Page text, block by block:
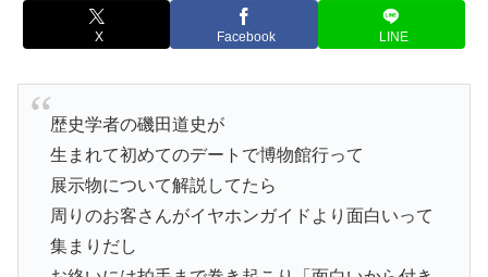
X Facebook LINE
歴史学者の磯田道史が
生まれて初めてのデートで博物館行って
展示物について解説してたら
周りのお客さんがイヤホンガイドより面白いって
集まりだし